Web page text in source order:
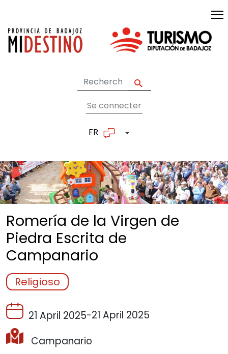
User account
Se connecter
FR List additional actions
Romería de la Virgen de
Piedra Escrita de
Campanario
Religioso
21 April 2025-21 April 2025
Campanario